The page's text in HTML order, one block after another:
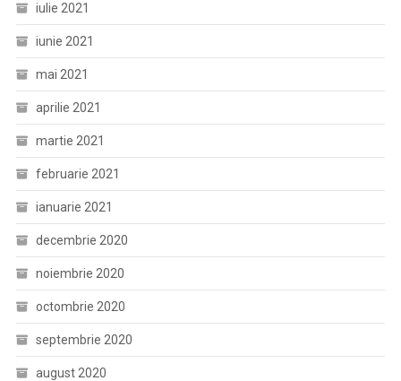
iulie 2021
iunie 2021
mai 2021
aprilie 2021
martie 2021
februarie 2021
ianuarie 2021
decembrie 2020
noiembrie 2020
octombrie 2020
septembrie 2020
august 2020